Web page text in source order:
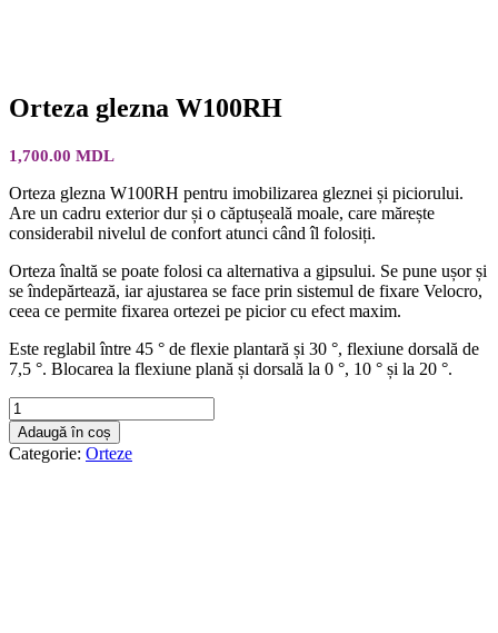
Orteza glezna W100RH
1,700.00 MDL
Orteza glezna W100RH pentru imobilizarea gleznei și piciorului.
Are un cadru exterior dur și o căptușeală moale, care mărește
considerabil nivelul de confort atunci când îl folosiți.
Orteza înaltă se poate folosi ca alternativa a gipsului. Se pune ușor și
se îndepărtează, iar ajustarea se face prin sistemul de fixare Velocro,
ceea ce permite fixarea ortezei pe picior cu efect maxim.
Este reglabil între 45 ° de flexie plantară și 30 °, flexiune dorsală de
7,5 °. Blocarea la flexiune plană și dorsală la 0 °, 10 ° și la 20 °.
Cantitate
Orteza
glezna
W100RH
Adaugă în coș
Categorie: Orteze